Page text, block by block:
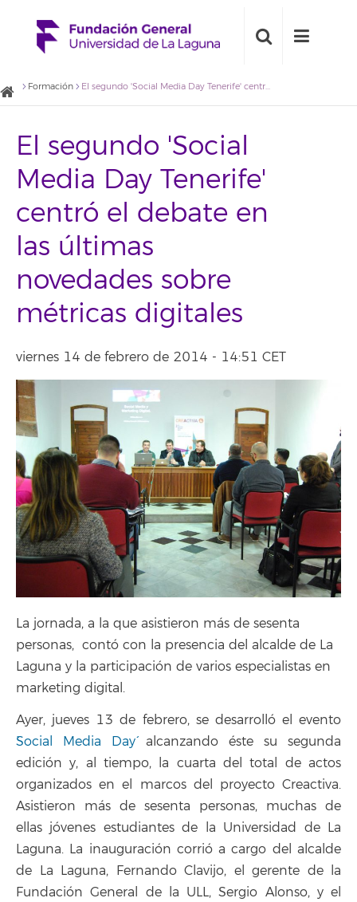
Formación El segundo 'Social Media Day Tenerife' centró el debate en las últimas novedades sobre métricas digitales
El segundo 'Social
Media Day Tenerife'
centró el debate en
las últimas
novedades sobre
métricas digitales
viernes 14 de febrero de 2014 - 14:51 CET
La jornada, a la que asistieron más de sesenta
personas, contó con la presencia del alcalde de La
Laguna y la participación de varios especialistas en
marketing digital.
Ayer, jueves 13 de febrero, se desarrolló el evento
`Social Media Day´alcanzando éste su segunda
edición y, al tiempo, la cuarta del total de actos
organizados en el marcos del proyecto Creactiva.
Asistieron más de sesenta personas, muchas de
ellas jóvenes estudiantes de la Universidad de La
Laguna. La inauguración corrió a cargo del alcalde
de La Laguna, Fernando Clavijo, el gerente de la
Fundación General de la ULL, Sergio Alonso, y el